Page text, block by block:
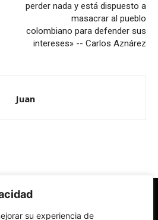
su experiencia de
perder nada y está dispuesto a
masacrar al pueblo
colombiano para defender sus
intereses» -- Carlos Aznárez
Juan
Iglesia católica y la sociedad